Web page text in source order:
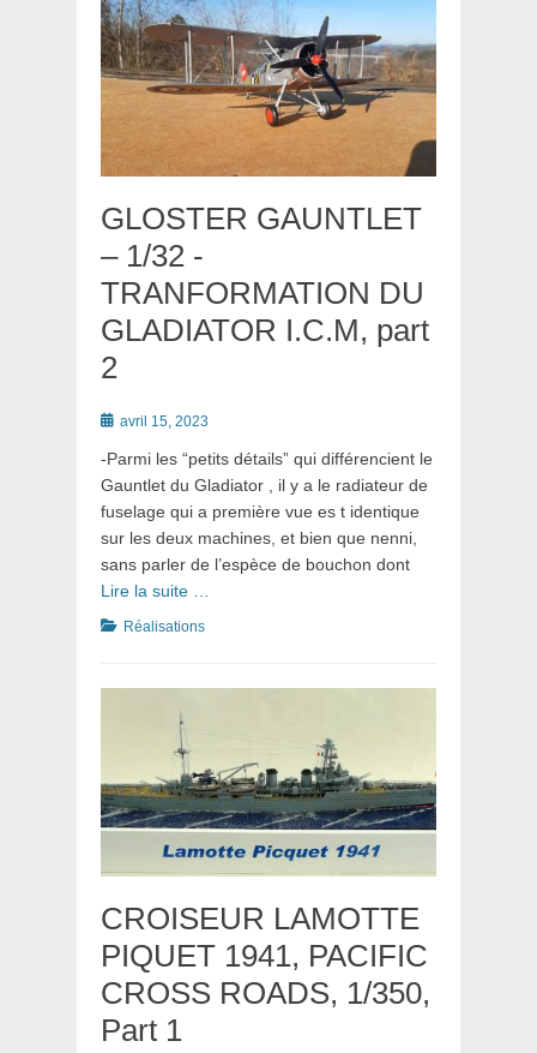
GLOSTER GAUNTLET
– 1/32 -
TRANFORMATION DU
GLADIATOR I.C.M, part
2
Postéavril 15, 2023
-Parmi les “petits détails” qui différencient le
Gauntlet du Gladiator , il y a le radiateur de
fuselage qui a première vue es t identique
sur les deux machines, et bien que nenni,
sans parler de l’espèce de bouchon dont
Lire la suite …
Catégories
Réalisations
CROISEUR LAMOTTE
PIQUET 1941, PACIFIC
CROSS ROADS, 1/350,
Part 1